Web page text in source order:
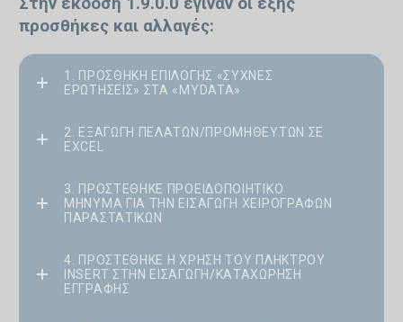
προσθήκες και αλλαγές:
1. ΠΡΟΣΘΉΚΗ ΕΠΙΛΟΓΉΣ «ΣΥΧΝΈΣ
ΕΡΩΤΉΣΕΙΣ» ΣΤΑ «MYDATA»
2. ΕΞΑΓΩΓΉ ΠΕΛΑΤΏΝ/ΠΡΟΜΗΘΕΥΤΏΝ ΣΕ
EXCEL
3. ΠΡΟΣΤΈΘΗΚΕ ΠΡΟΕΙΔΟΠΟΙΗΤΙΚΌ
ΜΉΝΥΜΑ ΓΙΑ ΤΗΝ ΕΙΣΑΓΩΓΉ ΧΕΙΡΌΓΡΑΦΩΝ
ΠΑΡΑΣΤΑΤΙΚΏΝ
4. ΠΡΟΣΤΈΘΗΚΕ Η ΧΡΉΣΗ ΤΟΥ ΠΛΉΚΤΡΟΥ
INSERT ΣΤΗΝ ΕΙΣΑΓΩΓΉ/ΚΑΤΑΧΏΡΗΣΗ
ΕΓΓΡΑΦΉΣ